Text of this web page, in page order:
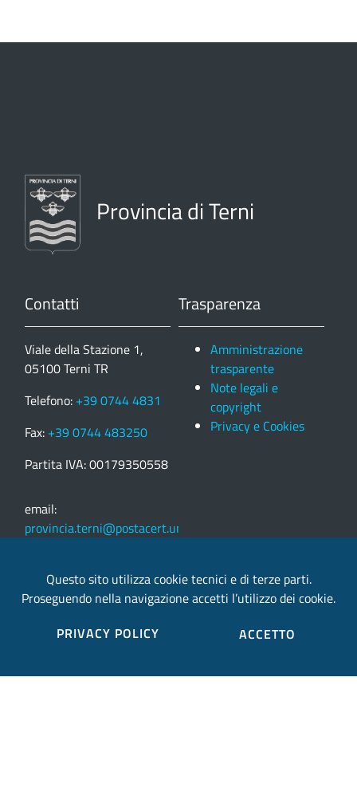
Provincia di Terni
Contatti
Viale della Stazione 1,
05100 Terni TR
Telefono: +39 0744 4831
Fax: +39 0744 483250
Partita IVA: 00179350558
email:
provincia.terni@postacert.umbria.it
Trasparenza
Amministrazione
trasparente
Note legali e
copyright
Privacy e Cookies
Credits
Finmatica
Elenco completo credits
Questo sito utilizza cookie tecnici e di terze parti.
Proseguendo nella navigazione accetti l’utilizzo dei cookie.
PRIVACY POLICY
ACCETTO